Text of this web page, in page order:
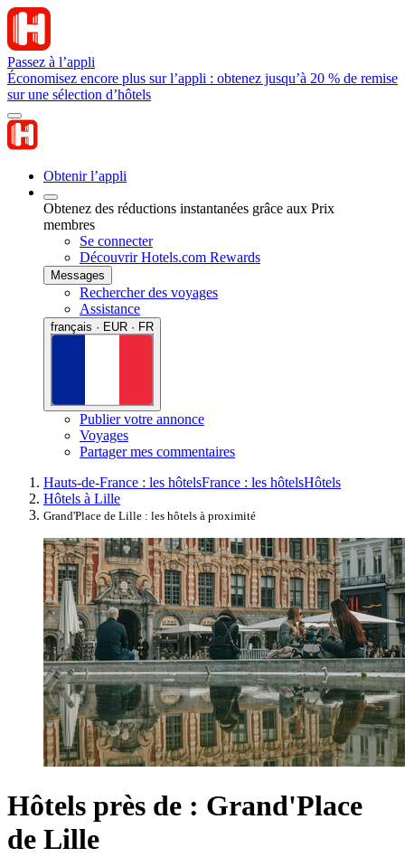
Passez à l’appli
Économisez encore plus sur l’appli : obtenez jusqu’à 20 % de remise
sur une sélection d’hôtels
Obtenir l’appli
Obtenez des réductions instantanées grâce aux Prix
membres
Se connecter
Découvrir Hotels.com Rewards
Messages
Rechercher des voyages
Assistance
français · EUR · FR
Publier votre annonce
Voyages
Partager mes commentaires
Hauts-de-France : les hôtelsFrance : les hôtelsHôtels
Hôtels à Lille
Grand'Place de Lille : les hôtels à proximité
Hôtels près de : Grand'Place
de Lille